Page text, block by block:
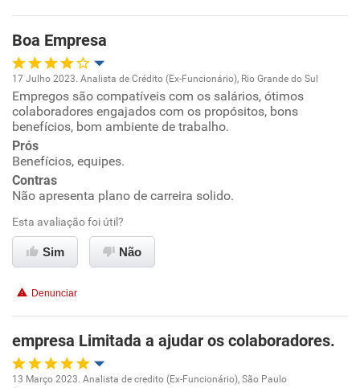
Benefícios
Recomenda esta empresa
Boa Empresa
Oportunidade de promoção
Ambiente de trabalho
Conciliação com a vida familiar
Benefícios
Recomenda esta empresa
17 Julho 2023. Analista de Crédito (Ex-Funcionário), Rio Grande do Sul
Empregos são compatíveis com os salários, ótimos
colaboradores engajados com os propósitos, bons
benefícios, bom ambiente de trabalho.
Prós
Benefícios, equipes.
Contras
Não apresenta plano de carreira solido.
Esta avaliação foi útil?
Sim Não
Denunciar
empresa Limitada a ajudar os colaboradores.
13 Março 2023. Analista de credito (Ex-Funcionário), São Paulo